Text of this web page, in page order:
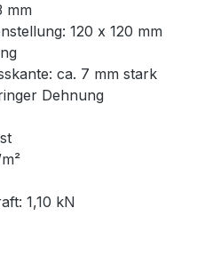
mm
120 x 120 mm
ca. 7 mm stark
Dehnung
1,10 kN